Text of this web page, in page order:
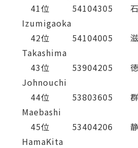
41位 54104305 石
Izumigaoka
42位 54104005 滋
Takashima
43位 53904205 徳
Johnouchi
44位 53803605 群
Maebashi
45位 53404206 静
HamaKita